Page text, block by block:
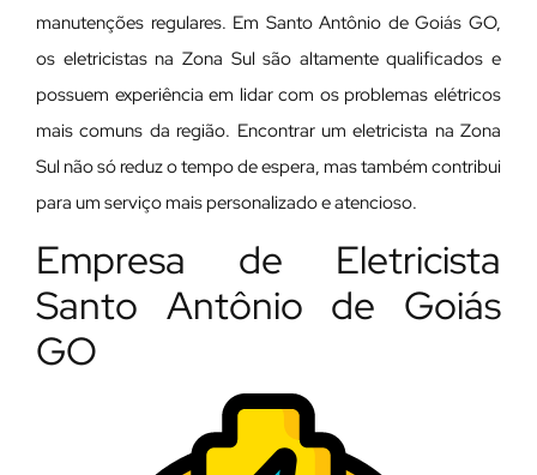
manutenções regulares. Em Santo Antônio de Goiás GO,
os eletricistas na Zona Sul são altamente qualificados e
possuem experiência em lidar com os problemas elétricos
mais comuns da região. Encontrar um eletricista na Zona
Sul não só reduz o tempo de espera, mas também contribui
para um serviço mais personalizado e atencioso.
Empresa de Eletricista
Santo Antônio de Goiás
GO